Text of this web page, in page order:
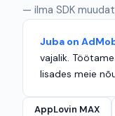
— ilma SDK
Juba on
vajalik.
lisades meie
AppLovin MAX